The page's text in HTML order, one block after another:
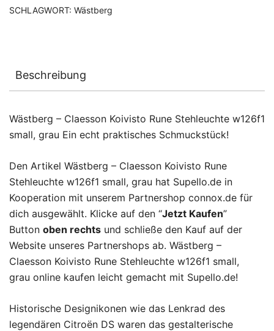
SCHLAGWORT: Wästberg
Beschreibung
Wästberg – Claesson Koivisto Rune Stehleuchte w126f1
small, grau Ein echt praktisches Schmuckstück!
Den Artikel Wästberg – Claesson Koivisto Rune
Stehleuchte w126f1 small, grau hat Supello.de in
Kooperation mit unserem Partnershop connox.de für
dich ausgewählt. Klicke auf den “Jetzt Kaufen”
Button oben rechts und schließe den Kauf auf der
Website unseres Partnershops ab. Wästberg –
Claesson Koivisto Rune Stehleuchte w126f1 small,
grau online kaufen leicht gemacht mit Supello.de!
Historische Designikonen wie das Lenkrad des
legendären Citroën DS waren das gestalterische